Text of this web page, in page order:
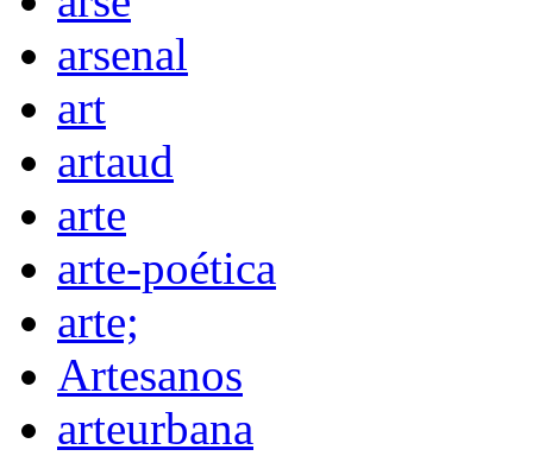
arsenal
art
artaud
arte
arte-poética
arte;
Artesanos
arteurbana